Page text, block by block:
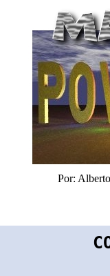
Por: